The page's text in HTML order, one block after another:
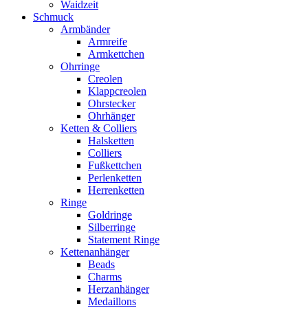
Waidzeit
Schmuck
Armbänder
Armreife
Armkettchen
Ohrringe
Creolen
Klappcreolen
Ohrstecker
Ohrhänger
Ketten & Colliers
Halsketten
Colliers
Fußkettchen
Perlenketten
Herrenketten
Ringe
Goldringe
Silberringe
Statement Ringe
Kettenanhänger
Beads
Charms
Herzanhänger
Medaillons